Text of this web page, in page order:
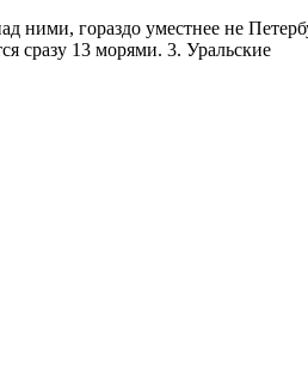
ними, гораздо уместнее не
сразу 13 морями. 3. Уральские